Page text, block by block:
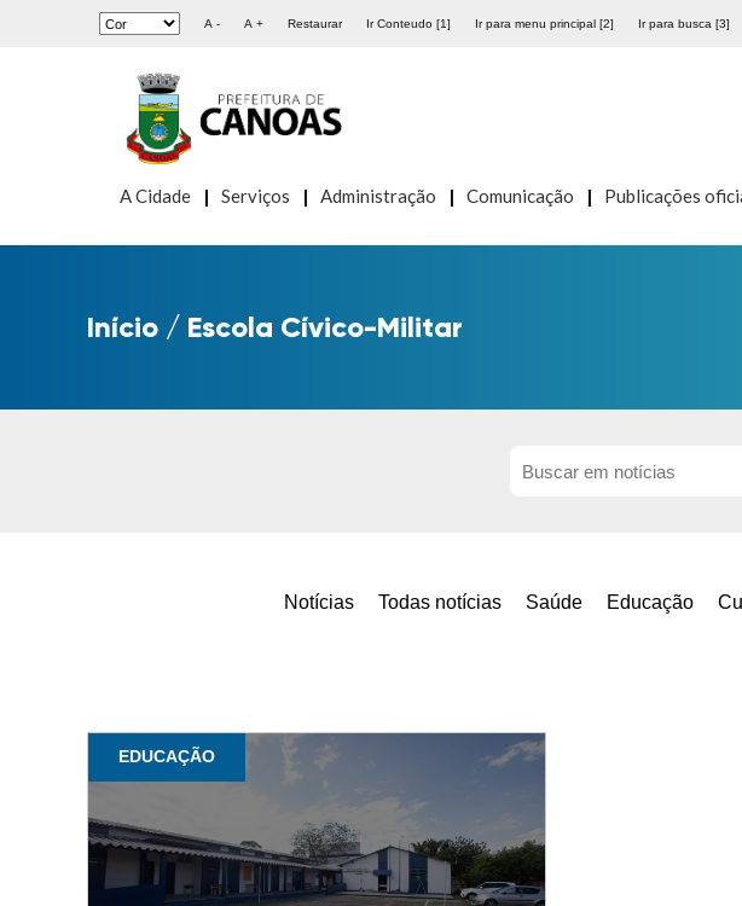
A - A + Restaurar Ir Conteudo [1] Ir para menu principal [2] Ir para busca [3]
A Cidade Serviços Administração Comunicação Publicações
Início / Escola Cívico-Militar
Notícias Todas notícias Saúde Educação
EDUCAÇÃO